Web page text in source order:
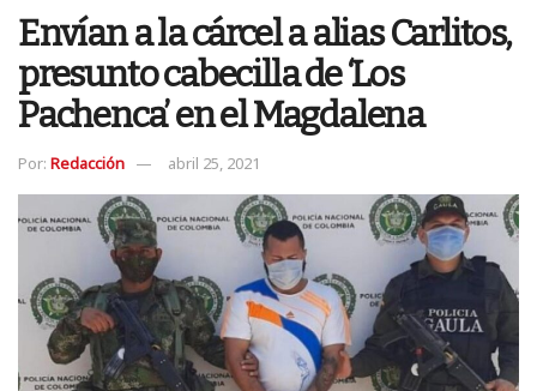
Envían a la cárcel a alias Carlitos,
presunto cabecilla de ‘Los
Pachenca’ en el Magdalena
Por: Redacción abril 25, 2021